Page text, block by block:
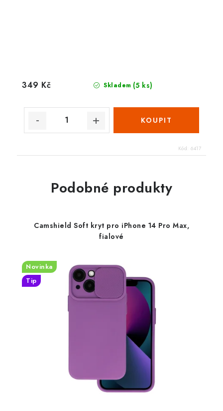
Skladem (5 ks)
349 Kč
Kód: 6417
Podobné produkty
Camshield Soft kryt pro iPhone 14 Pro Max,
fialové
Novinka
Tip